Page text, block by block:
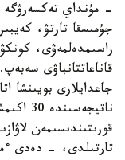
- مۇنداي تەكسەرۋگە
جۇمىسقا تارتۋ،
راسىمدەلمەۋى،
قاناعاتتانباۋى سەبەپ.
جاعدايلارى بويىنشا
قورىتىندىسىمەن
تارتىلدى، - دەدى